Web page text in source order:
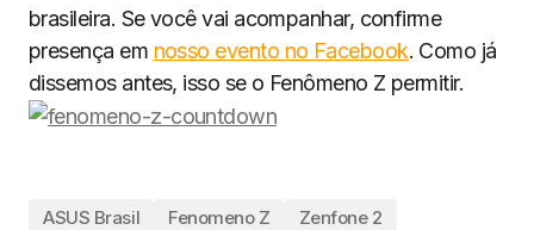
brasileira. Se você vai acompanhar, confirme
presença em nosso evento no Facebook. Como já
dissemos antes, isso se o Fenômeno Z permitir.
ASUS Brasil Fenomeno Z Zenfone 2